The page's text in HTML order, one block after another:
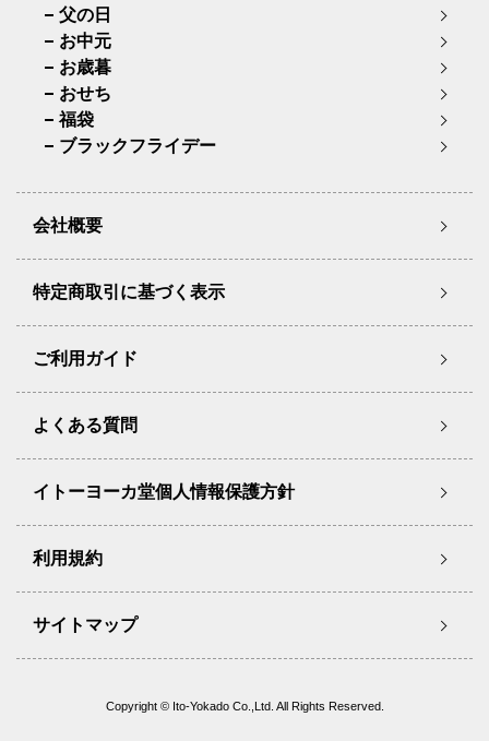
父の日
お中元
お歳暮
おせち
福袋
ブラックフライデー
会社概要
特定商取引に基づく表示
ご利用ガイド
よくある質問
イトーヨーカ堂個人情報保護方針
利用規約
サイトマップ
Copyright © Ito-Yokado Co.,Ltd. All Rights Reserved.